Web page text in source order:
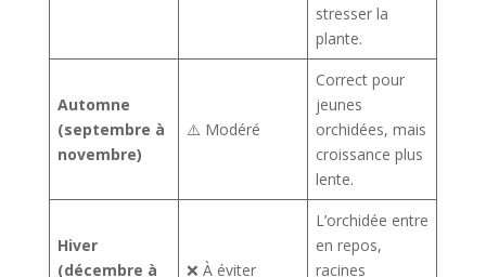
stresser la
plante.
Automne
(septembre à
novembre)
⚠️ Modéré
Correct pour
jeunes
orchidées, mais
croissance plus
lente.
Hiver
(décembre à
❌ À éviter
L’orchidée entre
en repos,
racines